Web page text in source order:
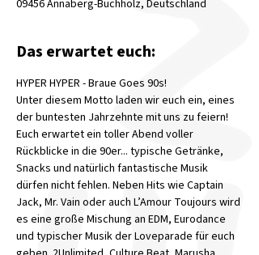
09456 Annaberg-Buchholz, Deutschland
Das erwartet euch:
HYPER HYPER - Braue Goes 90s!
Unter diesem Motto laden wir euch ein, eines
der buntesten Jahrzehnte mit uns zu feiern!
Euch erwartet ein toller Abend voller
Rückblicke in die 90er... typische Getränke,
Snacks und natürlich fantastische Musik
dürfen nicht fehlen. Neben Hits wie Captain
Jack, Mr. Vain oder auch L’Amour Toujours wird
es eine große Mischung an EDM, Eurodance
und typischer Musik der Loveparade für euch